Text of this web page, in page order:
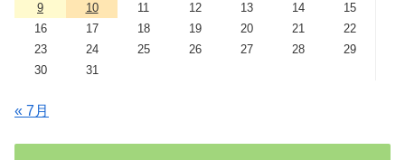
9
10 11 12 13 14
15
16
17 18 19 20 21
22
23
24 25 26 27 28
29
30
31
« 7月